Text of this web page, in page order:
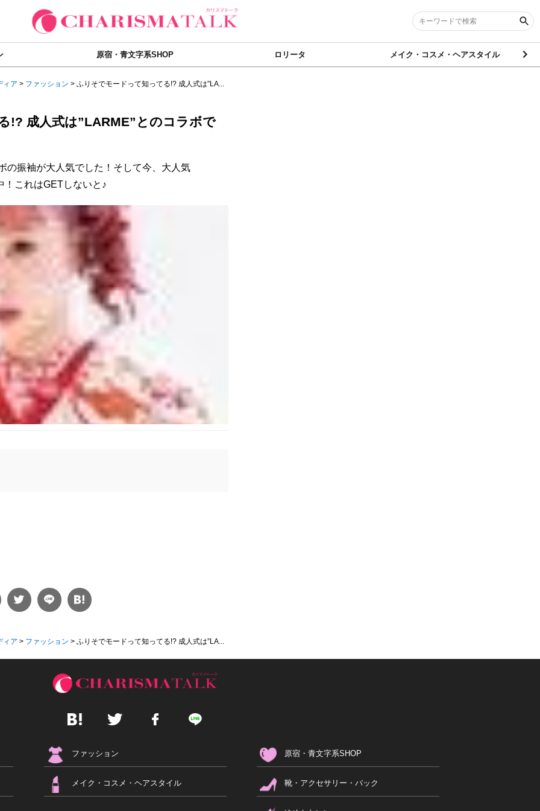
原宿・青文字系SHOP ロリータ メイク・コスメ・ヘアスタイル
ィア > ファッション > ふりそでモードって知ってる!? 成人式は”LA...
!? 成人式は”LARME”とのコラボで
の振袖が大人気でした！そして今、大人気
！これはGETしないと♪
ィア > ファッション > ふりそでモードって知ってる!? 成人式は”LA...
ファッション 原宿・青文字系SHOP
メイク・コスメ・ヘアスタイル 靴・アクセサリー・バック